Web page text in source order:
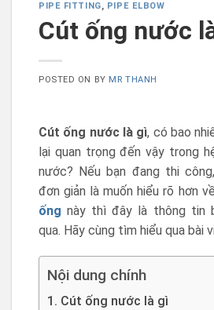
PIPE FITTING, PIPE ELBOW
Cút ống nước
POSTED ON BY MR THANH
Cút ống nước là gì, có bao
lại quan trọng đến vậy trong
nước? Nếu bạn đang thi
đơn giản là muốn hiểu rõ hơn
ống này thì đây là thông tin
qua. Hãy cùng tìm hiểu qua bài
Nội dung chính
1. Cút ống nước là gì